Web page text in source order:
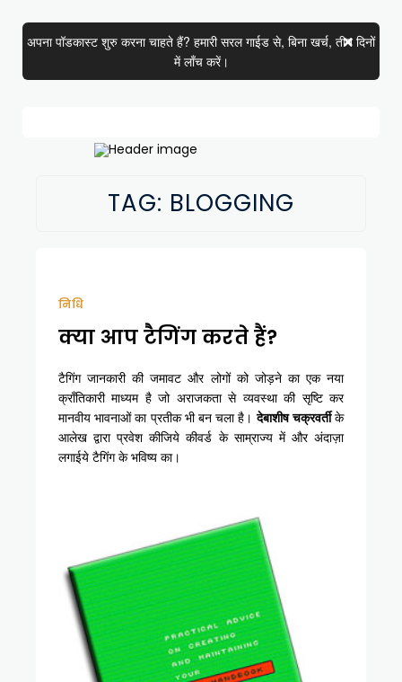
अपना पॉडकास्ट शुरु करना चाहते हैं? हमारी सरल गाईड से, बिना खर्च, तीन दिनों
में लाँच करें।
TAG: BLOGGING
निधि
क्या आप टैगिंग करते हैं?
टैगिंग जानकारी की जमावट और लोगों को जोड़ने का एक नया
क्राँतिकारी माध्यम है जो अराजकता से व्यवस्था की सृष्टि कर
मानवीय भावनाओं का प्रतीक भी बन चला है।देबाशीष चक्रवर्तीके
आलेख द्वारा प्रवेश कीजिये कीवर्ड के साम्राज्य में और अंदाज़ा
लगाईये टैगिंग के भविष्य का।